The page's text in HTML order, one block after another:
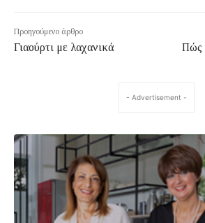
Προηγούμενο άρθρο
Γιαούρτι με λαχανικά
Πώς
- Advertisement -